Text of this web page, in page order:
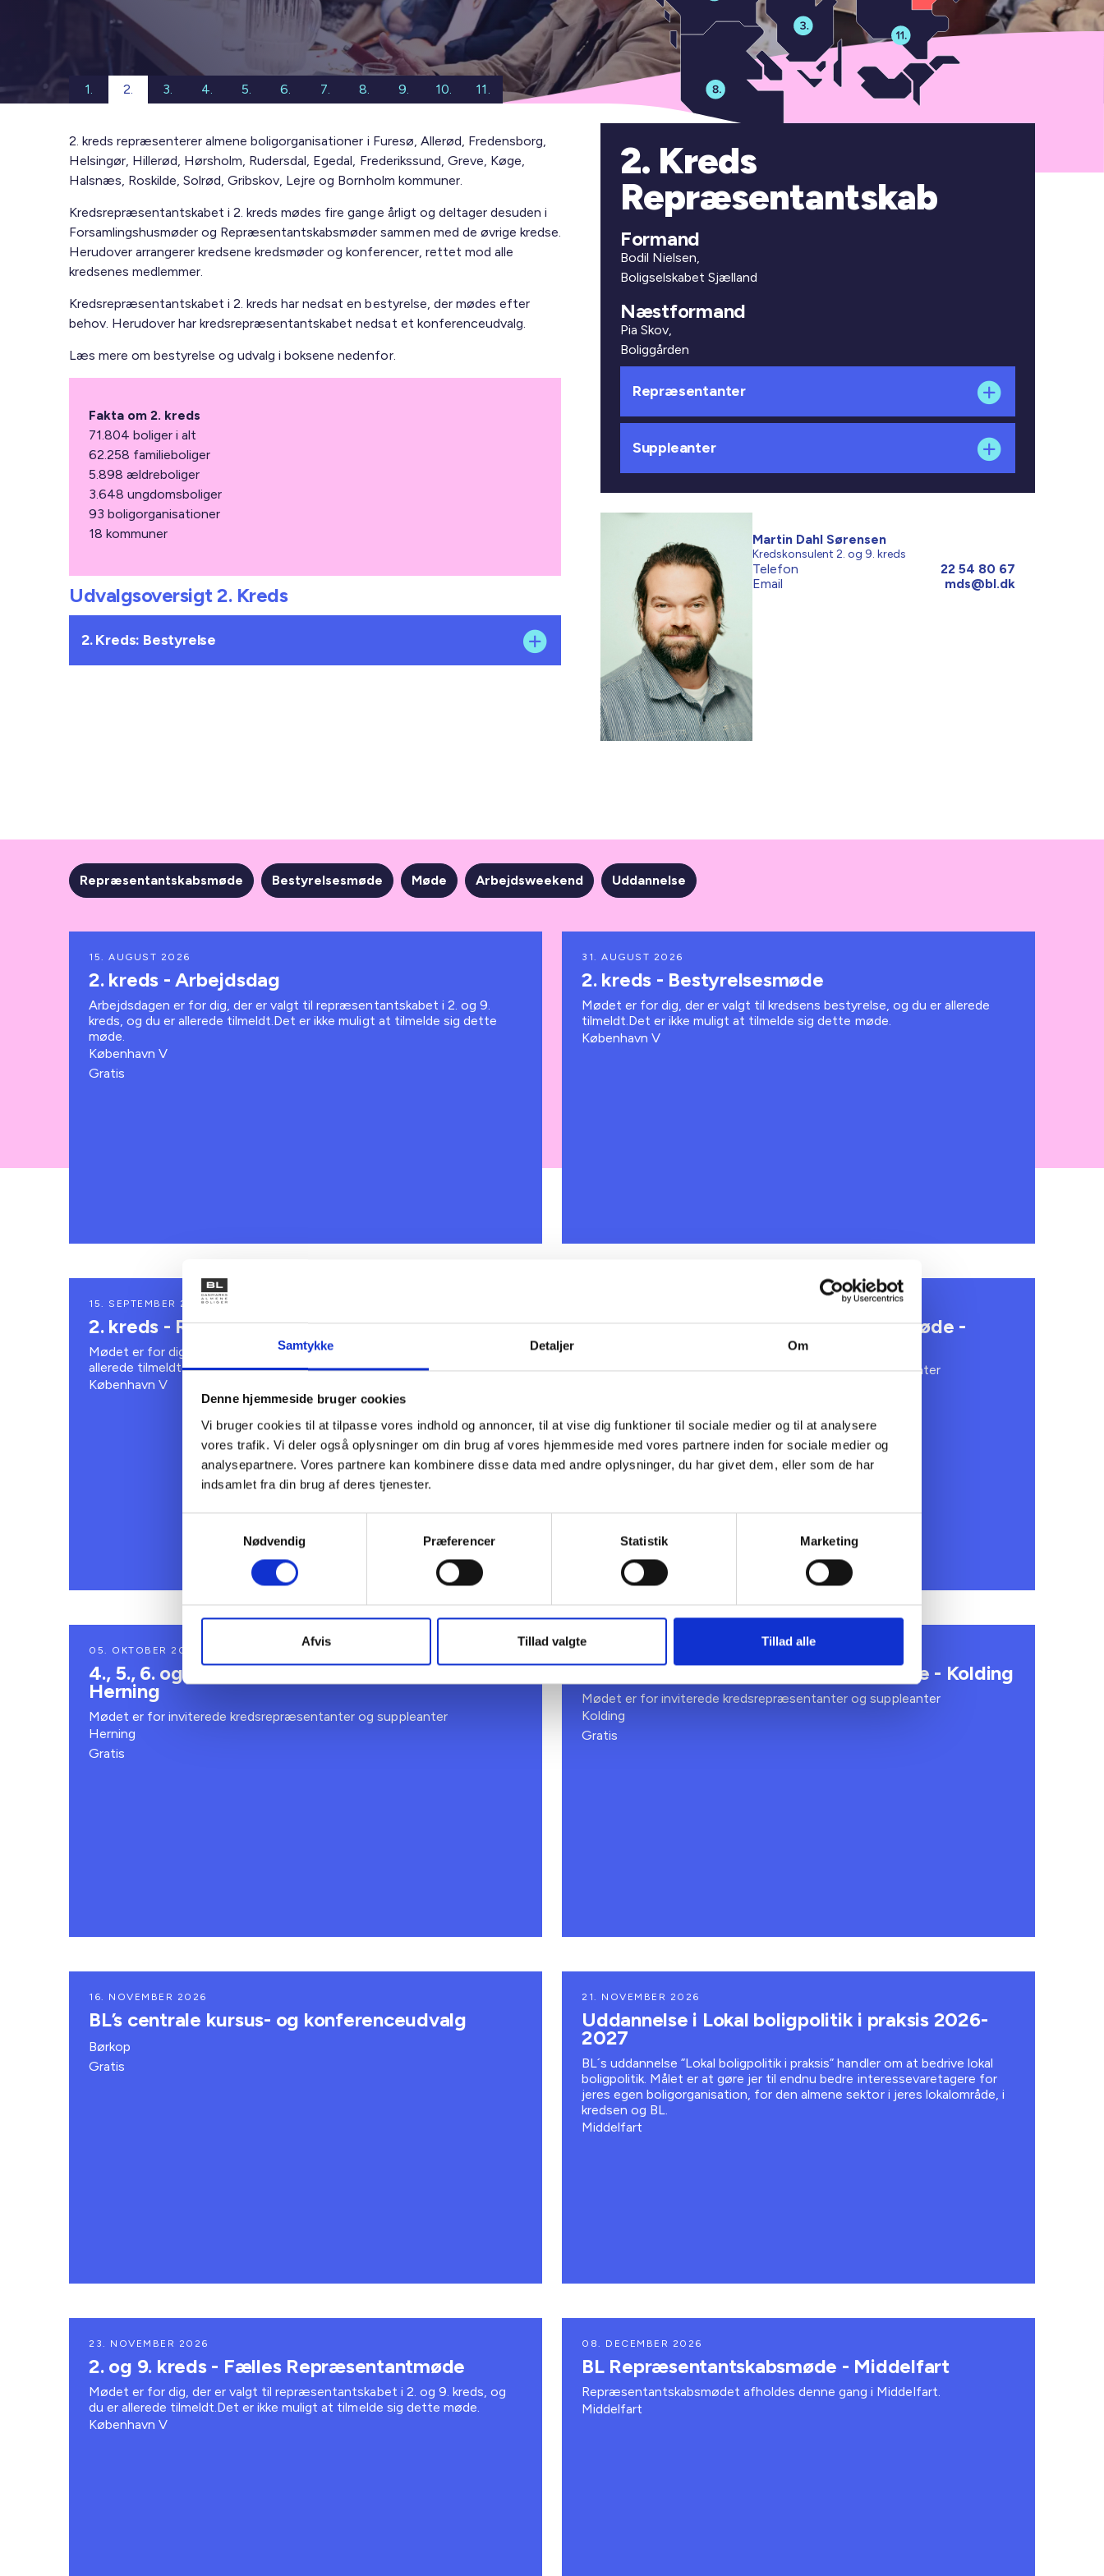
Samtykke Detaljer Om
Denne hjemmeside bruger cookies
Vi bruger cookies til at tilpasse vores indhold og annoncer, til at vise dig funktioner til sociale medier og til at analysere
vores trafik. Vi deler også oplysninger om din brug af vores hjemmeside med vores partnere inden for sociale medier og
analysepartnere. Vores partnere kan kombinere disse data med andre oplysninger, du har givet dem, eller som de har
indsamlet fra din brug af deres tjenester.
Nødvendig
Præferencer Statistik Marketing
Afvis Tillad valgte Tillad alle
1. 2. 3. 4. 5. 6. 7. 8. 9. 10. 11.
2. kreds repræsenterer almene boligorganisationer i Furesø, Allerød, Fredensborg,
Helsingør, Hillerød, Hørsholm, Rudersdal, Egedal, Frederikssund, Greve, Køge,
Halsnæs, Roskilde, Solrød, Gribskov, Lejre og Bornholm kommuner.
Kredsrepræsentantskabet i 2. kreds mødes fire gange årligt og deltager desuden i
Forsamlingshusmøder og Repræsentantskabsmøder sammen med de øvrige kredse.
Herudover arrangerer kredsene kredsmøder og konferencer, rettet mod alle
kredsenes medlemmer.
Kredsrepræsentantskabet i 2. kreds har nedsat en bestyrelse, der mødes efter
behov. Herudover har kredsrepræsentantskabet nedsat et konferenceudvalg.
Læs mere om bestyrelse og udvalg i boksene nedenfor.
Fakta om 2. kreds
71.804 boliger i alt
62.258 familieboliger
5.898 ældreboliger
3.648 ungdomsboliger
93 boligorganisationer
18 kommuner
Udvalgsoversigt 2. Kreds
2. Kreds: Bestyrelse
2. Kreds
Repræsentantskab
Formand
Bodil Nielsen,
Boligselskabet Sjælland
Næstformand
Pia Skov,
Boliggården
Repræsentanter
Suppleanter
Martin Dahl Sørensen
Kredskonsulent 2. og 9. kreds
Telefon
22 54 80 67
Email
mds@bl.dk
Repræsentantskabsmøde Bestyrelsesmøde Møde Arbejdsweekend Uddannelse
15. AUGUST 2026
2. kreds - Arbejdsdag
Arbejdsdagen er for dig, der er valgt til repræsentantskabet i 2. og 9.
kreds, og du er allerede tilmeldt.Det er ikke muligt at tilmelde sig dette
møde.
København V
Gratis
31. AUGUST 2026
2. kreds - Bestyrelsesmøde
Mødet er for dig, der er valgt til kredsens bestyrelse, og du er allerede
tilmeldt.Det er ikke muligt at tilmelde sig dette møde.
København V
15. SEPTEMBER 2026
2. kreds - Repræsentantmøde.
Mødet er for dig, der er valgt til kredsens repræsentantskab, og du er
allerede tilmeldt.Det er ikke muligt at tilmelde sig dette møde.
København V
1., 2. 9. og 11. kreds - Forsamlingshusmøde -
Mødet er for inviterede kredsrepræsentanter og suppleanter
05. OKTOBER 2026
4., 5., 6. og 10. kreds - Forsamlingshusmøde -
Herning
Mødet er for inviterede kredsrepræsentanter og suppleanter
Herning
Gratis
06. OKTOBER 2026
3., 7. og 8. kreds - Forsamlingshusmøde - Kolding
Mødet er for inviterede kredsrepræsentanter og suppleanter
Kolding
Gratis
16. NOVEMBER 2026
BL’s centrale kursus- og konferenceudvalg
Børkop
Gratis
21. NOVEMBER 2026
Uddannelse i Lokal boligpolitik i praksis 2026-
2027
BL´s uddannelse ”Lokal boligpolitik i praksis” handler om at bedrive lokal
boligpolitik. Målet er at gøre jer til endnu bedre interessevaretagere for
jeres egen boligorganisation, for den almene sektor i jeres lokalområde, i
kredsen og BL.
Middelfart
23. NOVEMBER 2026
2. og 9. kreds - Fælles Repræsentantmøde
Mødet er for dig, der er valgt til repræsentantskabet i 2. og 9. kreds, og
du er allerede tilmeldt.Det er ikke muligt at tilmelde sig dette møde.
København V
08. DECEMBER 2026
BL Repræsentantskabsmøde - Middelfart
Repræsentantskabsmødet afholdes denne gang i Middelfart.
Middelfart